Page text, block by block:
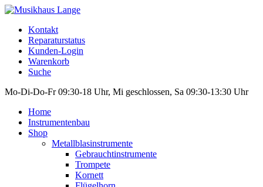
Kontakt
Reparaturstatus
Kunden-Login
Warenkorb
Suche
Mo-Di-Do-Fr 09:30-18 Uhr, Mi geschlossen, Sa 09:30-13:30 Uhr
Home
Instrumentenbau
Shop
Metallblasinstrumente
Gebrauchtinstrumente
Trompete
Kornett